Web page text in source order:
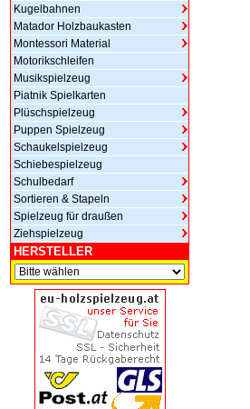
Kugelbahnen
Matador Holzbaukasten
Montessori Material
Motorikschleifen
Musikspielzeug
Piatnik Spielkarten
Plüschspielzeug
Puppen Spielzeug
Schaukelspielzeug
Schiebespielzeug
Schulbedarf
Sortieren & Stapeln
Spielzeug für draußen
Ziehspielzeug
HERSTELLER